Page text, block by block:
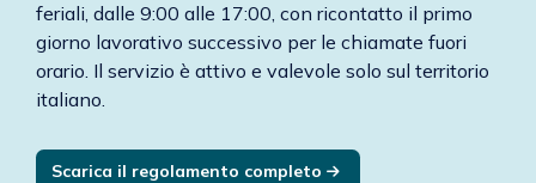
feriali, dalle 9:00 alle 17:00, con ricontatto il primo
giorno lavorativo successivo per le chiamate fuori
orario. Il servizio è attivo e valevole solo sul territorio
italiano.
Scarica il regolamento completo